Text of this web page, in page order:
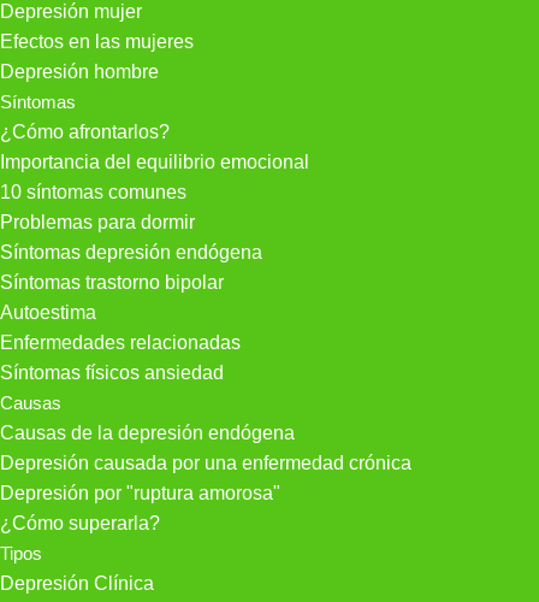
Depresión mujer
Efectos en las mujeres
Depresión hombre
Síntomas
¿Cómo afrontarlos?
Importancia del equilibrio emocional
10 síntomas comunes
Problemas para dormir
Síntomas depresión endógena
Síntomas trastorno bipolar
Autoestima
Enfermedades relacionadas
Síntomas físicos ansiedad
Causas
Causas de la depresión endógena
Depresión causada por una enfermedad crónica
Depresión por "ruptura amorosa"
¿Cómo superarla?
Tipos
Depresión Clínica